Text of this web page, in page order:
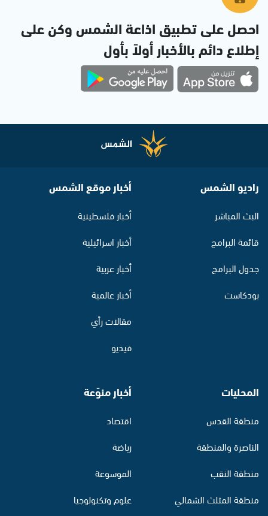
احصل على تطبيق اذاعة الشمس وكن على
إطلاع دائم بالأخبار أولاً بأول
راديو الشمس
البث المباشر
قائمة البرامج
جدول البرامج
بودكاست
أخبار موقع الشمس
أخبار فلسطينية
أخبار اسرائيلية
أخبار عربية
أخبار عالمية
مقالات رأي
فيديو
المحليات
منطقة القدس
الناصرة والمنطقة
منطقة النقب
منطقة المثلث الشمالي
أخبار منوّعة
اقتصاد
رياضة
الموسوعة
علوم وتكنولوجيا